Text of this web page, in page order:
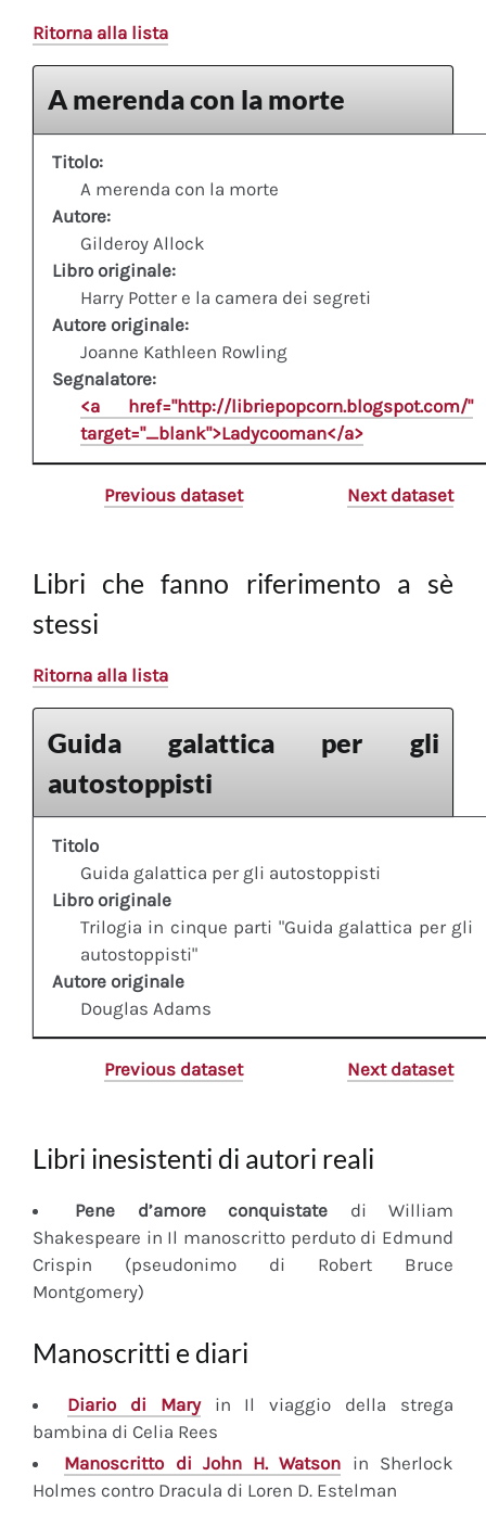
Ritorna alla lista
A merenda con la morte
Titolo:
A merenda con la morte
Autore:
Gilderoy Allock
Libro originale:
Harry Potter e la camera dei segreti
Autore originale:
Joanne Kathleen Rowling
Segnalatore:
<a href="http://libriepopcorn.blogspot.com/"
target="_blank">Ladycooman</a>
Previous dataset Next dataset
Libri che fanno riferimento a sè
stessi
Ritorna alla lista
Guida galattica per gli
autostoppisti
Titolo
Guida galattica per gli autostoppisti
Libro originale
Trilogia in cinque parti "Guida galattica per gli
autostoppisti"
Autore originale
Douglas Adams
Previous dataset Next dataset
Libri inesistenti di autori reali
Pene d’amore conquistate di William
Shakespeare in Il manoscritto perduto di Edmund
Crispin (pseudonimo di Robert Bruce
Montgomery)
Manoscritti e diari
Diariodi Maryin Il viaggio della strega
bambina di Celia Rees
Manoscritto di John H. Watson in Sherlock
Holmes contro Dracula di Loren D. Estelman